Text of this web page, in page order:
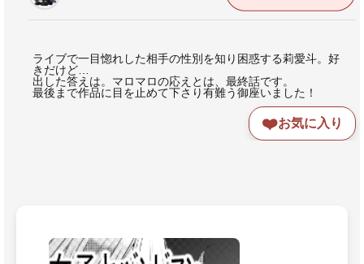
ライブで一目惚れした相手の性別を知り困惑する莉愛斗。好
きだけど…
出した答えは。マロマロの応えとは、最終話です。
最後まで作品に目を止めて下さり有難う御座いました！
❤️お気に入り